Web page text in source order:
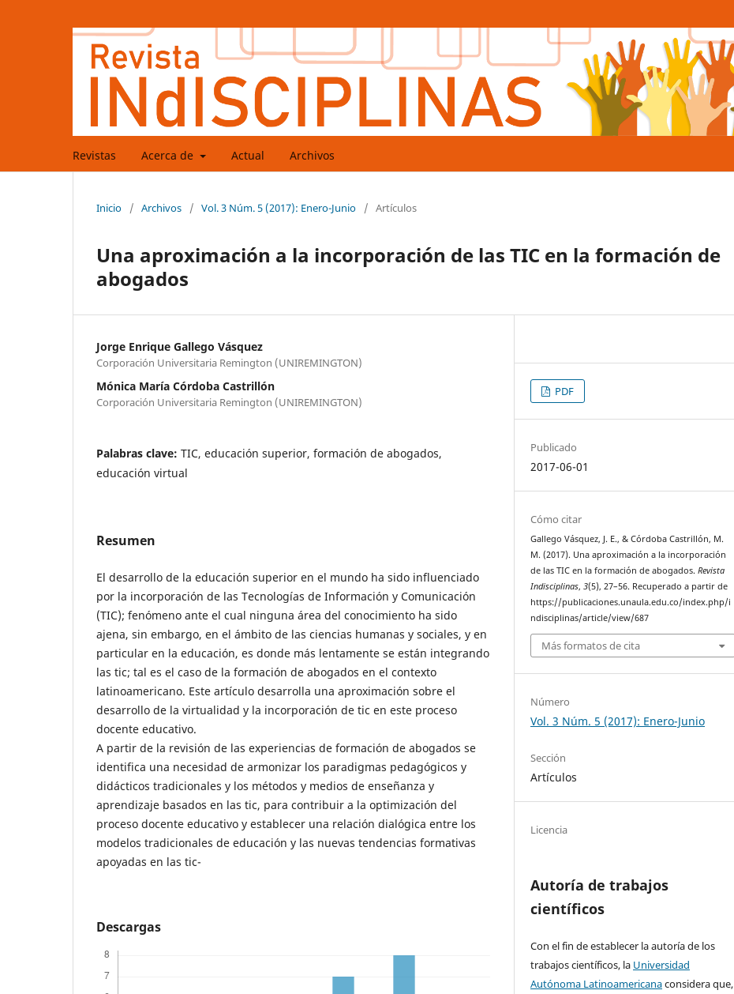
Revistas Acerca de Actual Archivos
Inicio / Archivos / Vol. 3 Núm. 5 (2017): Enero-Junio / Artículos
Una aproximación a la incorporación de las TIC en la formación de
abogados
Jorge Enrique Gallego Vásquez
Corporación Universitaria Remington (UNIREMINGTON)
Mónica María Córdoba Castrillón
Corporación Universitaria Remington (UNIREMINGTON)
Palabras clave: TIC, educación superior, formación de abogados,
educación virtual
Resumen
El desarrollo de la educación superior en el mundo ha sido influenciado
por la incorporación de las Tecnologías de Información y Comunicación
(TIC); fenómeno ante el cual ninguna área del conocimiento ha sido
ajena, sin embargo, en el ámbito de las ciencias humanas y sociales, y en
particular en la educación, es donde más lentamente se están integrando
las tic; tal es el caso de la formación de abogados en el contexto
latinoamericano. Este artículo desarrolla una aproximación sobre el
desarrollo de la virtualidad y la incorporación de tic en este proceso
docente educativo.
A partir de la revisión de las experiencias de formación de abogados se
identifica una necesidad de armonizar los paradigmas pedagógicos y
didácticos tradicionales y los métodos y medios de enseñanza y
aprendizaje basados en las tic, para contribuir a la optimización del
proceso docente educativo y establecer una relación dialógica entre los
modelos tradicionales de educación y las nuevas tendencias formativas
apoyadas en las tic-
Descargas
PDF
Publicado
2017-06-01
Cómo citar
Gallego Vásquez, J. E., & Córdoba Castrillón, M.
M. (2017). Una aproximación a la incorporación
de las TIC en la formación de abogados.Revista
Indisciplinas,3(5), 27–56. Recuperado a partir de
https://publicaciones.unaula.edu.co/index.php/i
ndisciplinas/article/view/687
Más formatos de cita
Número
Vol. 3 Núm. 5 (2017): Enero-Junio
Sección
Artículos
Licencia
Autoría de trabajos
científicos
Con el fin de establecer la autoría de los
trabajos científicos, la Universidad
Autónoma Latinoamericanaconsidera que,